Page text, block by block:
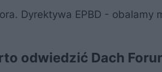
Dyrektywa EPBD - obalamy
odwiedzić Dach